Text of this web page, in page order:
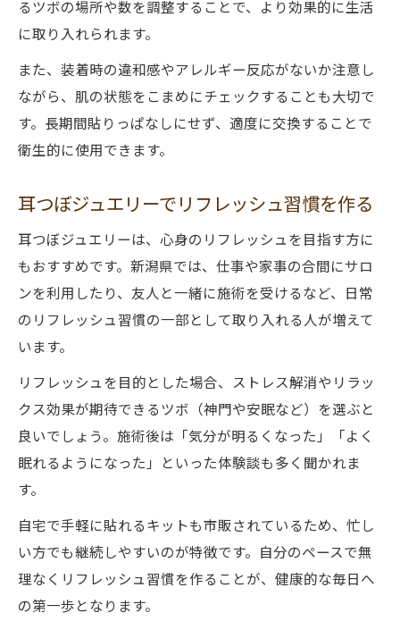
るツボの場所や数を調整することで、より効果的に生活
に取り入れられます。
また、装着時の違和感やアレルギー反応がないか注意し
ながら、肌の状態をこまめにチェックすることも大切で
す。長期間貼りっぱなしにせず、適度に交換することで
衛生的に使用できます。
耳つぼジュエリーでリフレッシュ習慣を作る
耳つぼジュエリーは、心身のリフレッシュを目指す方に
もおすすめです。新潟県では、仕事や家事の合間にサロ
ンを利用したり、友人と一緒に施術を受けるなど、日常
のリフレッシュ習慣の一部として取り入れる人が増えて
います。
リフレッシュを目的とした場合、ストレス解消やリラッ
クス効果が期待できるツボ（神門や安眠など）を選ぶと
良いでしょう。施術後は「気分が明るくなった」「よく
眠れるようになった」といった体験談も多く聞かれま
す。
自宅で手軽に貼れるキットも市販されているため、忙し
い方でも継続しやすいのが特徴です。自分のペースで無
理なくリフレッシュ習慣を作ることが、健康的な毎日へ
の第一歩となります。